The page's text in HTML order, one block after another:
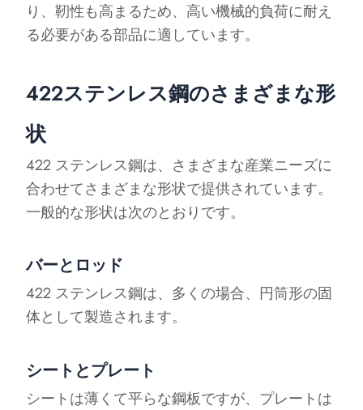
り、靭性も高まるため、高い機械的負荷に耐え
る必要がある部品に適しています。
422ステンレス鋼のさまざまな形
状
422 ステンレス鋼は、さまざまな産業ニーズに
合わせてさまざまな形状で提供されています。
一般的な形状は次のとおりです。
バーとロッド
422 ステンレス鋼は、多くの場合、円筒形の固
体として製造されます。
シートとプレート
シートは薄くて平らな鋼板ですが、プレートは